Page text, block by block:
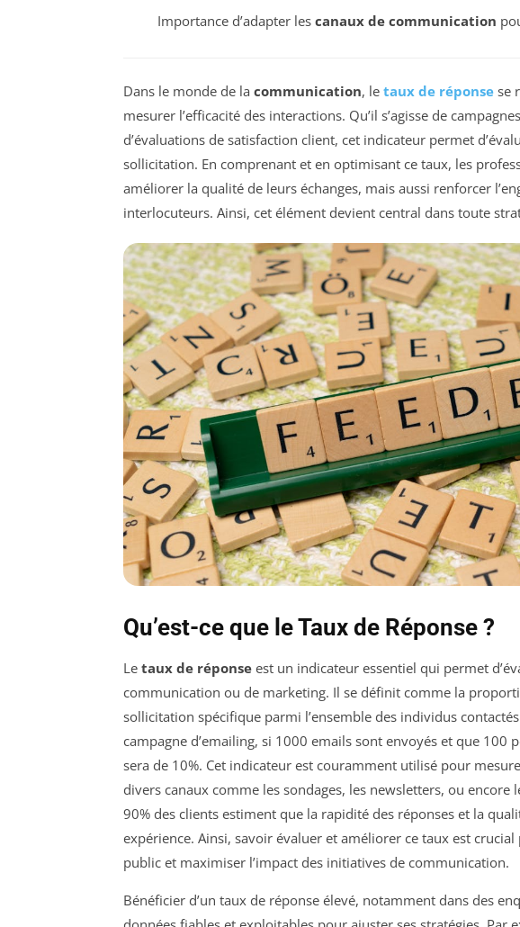
Importance d’adapter les canaux de communication
Dans le monde de la communication, le taux de réponse se
mesurer l’efficacité des interactions. Qu’il s’agisse de
d’évaluations de satisfaction client, cet indicateur permet
sollicitation. En comprenant et en optimisant ce taux, les
améliorer la qualité de leurs échanges, mais aussi renforcer
interlocuteurs. Ainsi, cet élément devient central dans toute
Qu’est-ce que le Taux de Réponse ?
Le taux de réponse est un indicateur essentiel qui permet
communication ou de marketing. Il se définit comme la
sollicitation spécifique parmi l’ensemble des individus
campagne d’emailing, si 1000 emails sont envoyés et que 100
sera de 10%. Cet indicateur est couramment utilisé pour
divers canaux comme les sondages, les newsletters, ou encore
90% des clients estiment que la rapidité des réponses et la
expérience. Ainsi, savoir évaluer et améliorer ce taux est
public et maximiser l’impact des initiatives de communication.
Bénéficier d’un taux de réponse élevé, notamment dans des